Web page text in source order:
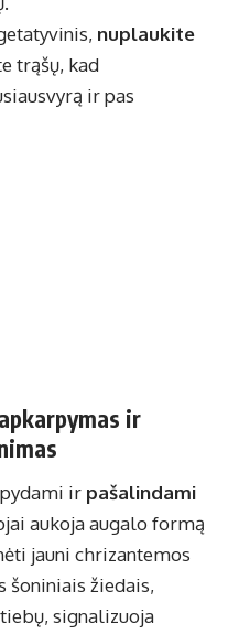
nuplaukite
trąšų, kad
ir pas
ir
ir pašalindami
aukoja augalo formą
jauni chrizantemos
šoniniais žiedais,
signalizuoja